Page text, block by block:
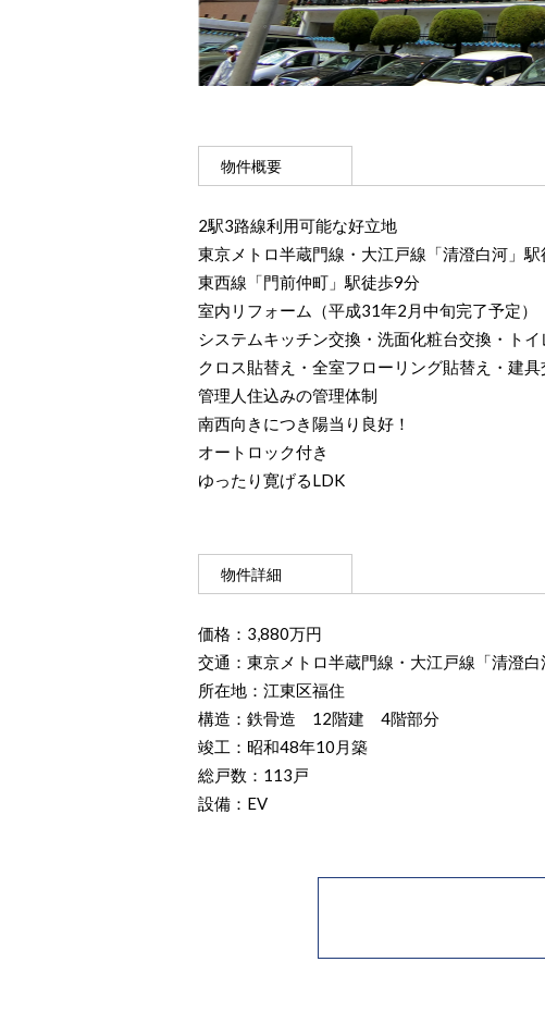
物件概要
2駅3路線利用可能な好立地
東京メトロ半蔵門線・大江戸線「清澄白河」
東西線「門前仲町」駅徒歩9分
室内リフォーム（平成31年2月中旬完了予定）
システムキッチン交換・洗面化粧台交換・トイ
クロス貼替え・全室フローリング貼替え・建具
管理人住込みの管理体制
南西向きにつき陽当り良好！
オートロック付き
ゆったり寛げるLDK
物件詳細
価格：3,880万円
交通：東京メトロ半蔵門線・大江戸線「清
所在地：江東区福住
構造：鉄骨造 12階建 4階部分
竣工：昭和48年10月築
総戸数：113戸
設備：EV